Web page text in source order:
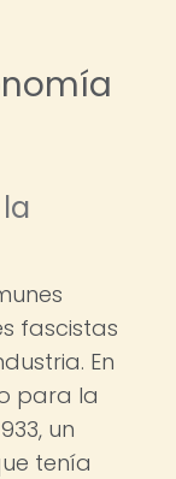
fascistas
En
para la
un
tenía